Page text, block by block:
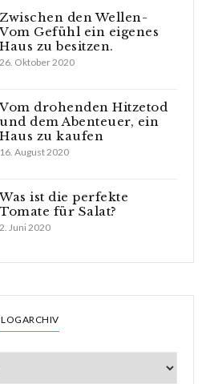
Zwischen den Wellen-
Vom Gefühl ein eigenes
Haus zu besitzen.
26. Oktober 2020
Vom drohenden Hitzetod
und dem Abenteuer, ein
Haus zu kaufen
16. August 2020
Was ist die perfekte
Tomate für Salat?
2. Juni 2020